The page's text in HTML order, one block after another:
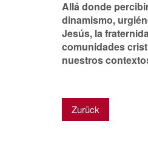
Allá donde
dinamismo,
Jesús, la
comunidades
nuestros
Zurück